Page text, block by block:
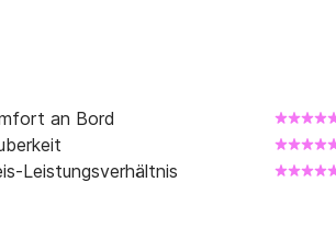
an Bord
Leistungsverhältnis